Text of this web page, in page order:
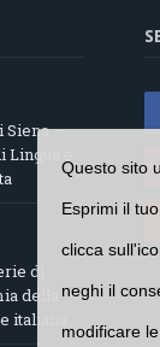
Siena –
e
di
della
italiana
Questo sito
Esprimi il
clicca
neghi il
modificare